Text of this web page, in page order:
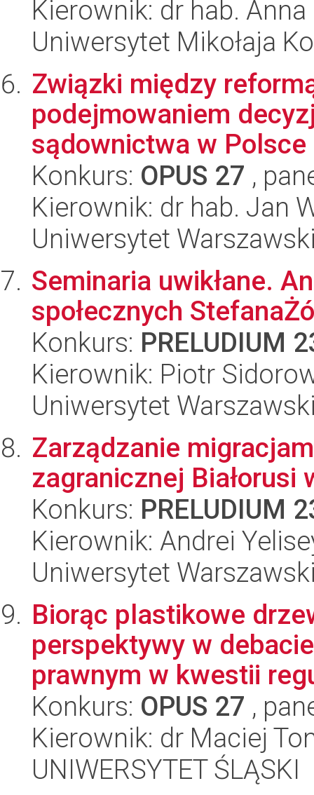
Kierownik: dr hab.
Uniwersytet Mikołaja
Związki między
podejmowaniem
sądownictwa w Polsce
Konkurs: OPUS 27 ,
Kierownik: dr hab. Jan
Uniwersytet
Seminaria uwikłane.
społecznych
Konkurs: PRELUDIUM
Kierownik: Piotr
Uniwersytet
Zarządzanie
zagranicznej Białorusi
Konkurs: PRELUDIUM
Kierownik: Andrei
Uniwersytet
Biorąc plastikowe
perspektywy w
prawnym w kwestii
Konkurs: OPUS 27 ,
Kierownik: dr Maciej
UNIWERSYTET ŚLĄSKI